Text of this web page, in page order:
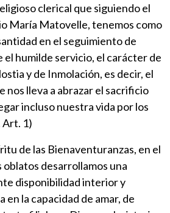
clerical que siguiendo el
María Matovelle, tenemos como
en el seguimiento de
humilde servicio, el carácter de
y de Inmolación, es decir, el
nos lleva a abrazar el sacrificio
incluso nuestra vida por los
Art. 1)
de las Bienaventuranzas, en el
oblatos desarrollamos una
disponibilidad interior y
la capacidad de amar, de